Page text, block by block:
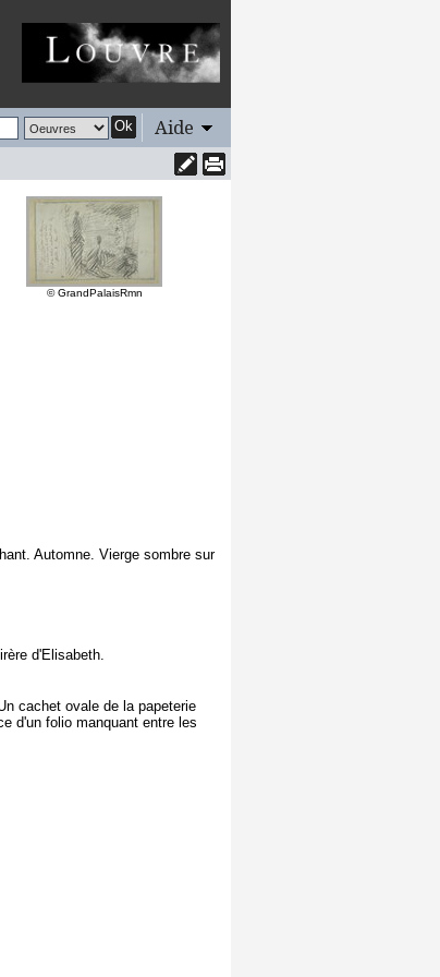
Ok Aide
© GrandPalaisRmn
Automne. Vierge sombre sur
d'Elisabeth.
cachet ovale de la papeterie
d'un folio manquant entre les